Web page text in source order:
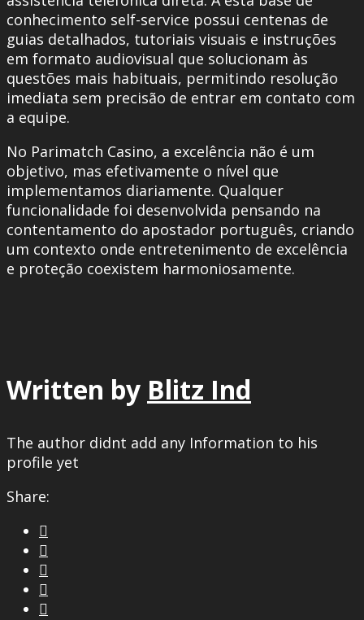
conhecimento self-service possui centenas de
guias detalhados, tutoriais visuais e instruções
em formato audiovisual que solucionam às
questões mais habituais, permitindo resolução
imediata sem precisão de entrar em contato com
a equipe.
No Parimatch Casino, a excelência não é um
objetivo, mas efetivamente o nível que
implementamos diariamente. Qualquer
funcionalidade foi desenvolvida pensando na
contentamento do apostador português, criando
um contexto onde entretenimento de excelência
e proteção coexistem harmoniosamente.
Written by Blitz Ind
The author didnt add any Information to his
profile yet
Share:




